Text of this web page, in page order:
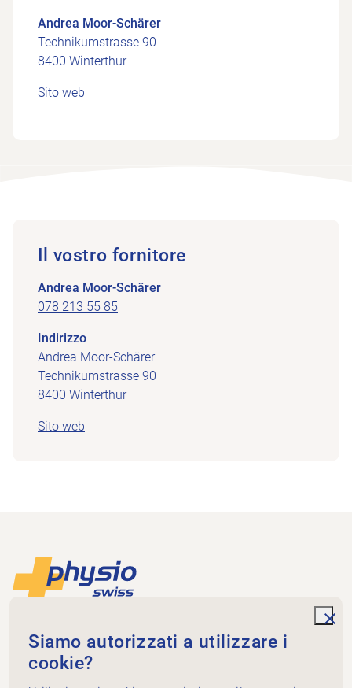
Andrea Moor-Schärer
Technikumstrasse 90
8400 Winterthur
Sito web
Il vostro fornitore
Andrea Moor-Schärer
078 213 55 85
Indirizzo
Andrea Moor-Schärer
Technikumstrasse 90
8400 Winterthur
Sito web
Piè di pagina
Physioswiss
Dammweg 3
3013 Bern
Siamo autorizzati a utilizzare i
cookie?